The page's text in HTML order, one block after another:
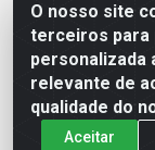
O nosso site
terceiros para
personalizada
relevante de
qualidade do
Aceitar
NUTRY MAX
LTDA -